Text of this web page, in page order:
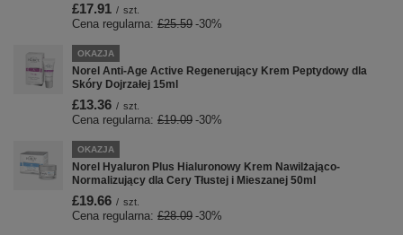
£17.91 / szt.
Cena regularna: £25.59 -30%
OKAZJA
Norel Anti-Age Active Regenerujący Krem Peptydowy dla
Skóry Dojrzałej 15ml
£13.36 / szt.
Cena regularna: £19.09 -30%
OKAZJA
Norel Hyaluron Plus Hialuronowy Krem Nawilżająco-
Normalizujący dla Cery Tłustej i Mieszanej 50ml
£19.66 / szt.
Cena regularna: £28.09 -30%